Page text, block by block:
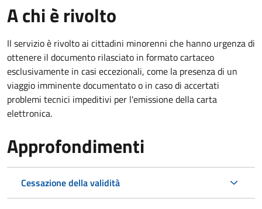
A chi è rivolto
Il servizio è rivolto ai cittadini minorenni che hanno urgenza di
ottenere il documento rilasciato in formato cartaceo
esclusivamente in casi eccezionali, come la presenza di un
viaggio imminente documentato o in caso di accertati
problemi tecnici impeditivi per l'emissione della carta
elettronica.
Approfondimenti
Cessazione della validità